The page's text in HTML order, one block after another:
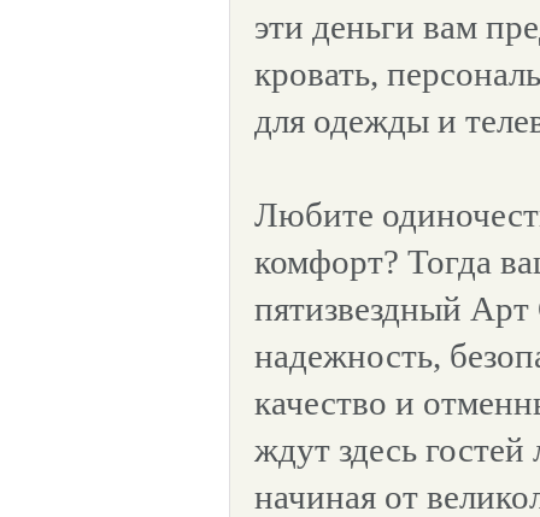
эти деньги вам
кровать,
для одежды и
Любите
комфорт? Тогда
пятизвездный
надежность,
качество и
ждут здесь
начиная от